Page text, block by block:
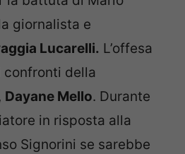
giornalista e
Lucarelli. L’offesa
confronti della
Dayane Mello. Durante
in risposta alla
Signorini se sarebbe